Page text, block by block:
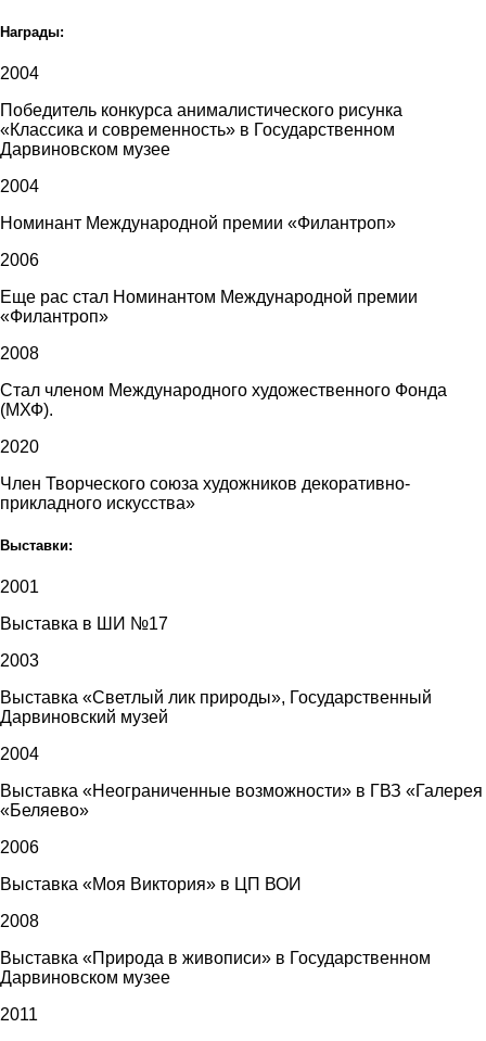
Награды:
2004
Победитель конкурса анималистического рисунка
«Классика и современность» в Государственном
Дарвиновском музее
2004
Номинант Международной премии «Филантроп»
2006
Еще рас стал Номинантом Международной премии
«Филантроп»
2008
Стал членом Международного художественного Фонда
(МХФ).
2020
Член Творческого союза художников декоративно-
прикладного искусства»
Выставки:
2001
Выставка в ШИ №17
2003
Выставка «Светлый лик природы», Государственный
Дарвиновский музей
2004
Выставка «Неограниченные возможности» в ГВЗ «Галерея
«Беляево»
2006
Выставка «Моя Виктория» в ЦП ВОИ
2008
Выставка «Природа в живописи» в Государственном
Дарвиновском музее
2011